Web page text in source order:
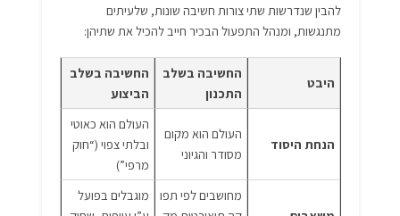
להבין שנדרשות שתי צורות חשיבה שונות, שלעיתים
מתנגשות, ומנהל התפעול הבכיר חייב להכיל את שתיהן:
היבט
החשיבה בשלב
התכנון
החשיבה בשלב
הביצוע
הנחת היסוד
העולם הוא מקום
מסודר והגיוני
העולם הוא כאוטי
ובלתי צפוי (“חוק
מרפי”)
מחושבים לפי תפו
מוגבלים בפועל